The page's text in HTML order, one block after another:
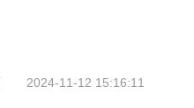
2024-11-12 15:16:11